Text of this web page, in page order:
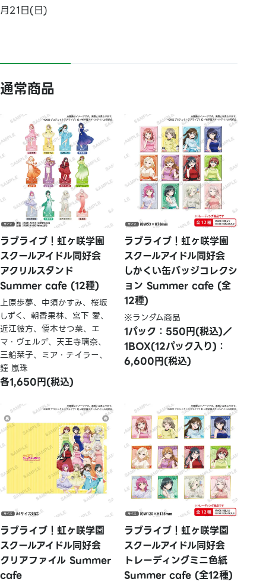
月21日(日)
通常商品
ラブライブ！虹ヶ咲学園
スクールアイドル同好会
アクリルスタンド
Summer cafe (12種)
上原歩夢、中須かすみ、桜坂
しずく、朝香果林、宮下 愛、
近江彼方、優木せつ菜、エ
マ・ヴェルデ、天王寺璃奈、
三船栞子、ミア・テイラー、
鐘 嵐珠
各1,650円(税込)
ラブライブ！虹ヶ咲学園
スクールアイドル同好会
しかくい缶バッジコレクシ
ョン Summer cafe (全
12種)
※ランダム商品
1パック：550円(税込)／
1BOX(12パック入り)：
6,600円(税込)
ラブライブ！虹ヶ咲学園
スクールアイドル同好会
クリアファイル Summer
cafe
ラブライブ！虹ヶ咲学園
スクールアイドル同好会
トレーディングミニ色紙
Summer cafe (全12種)